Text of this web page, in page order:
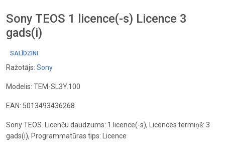
Sony TEOS 1 licence(-s) Licence 3
gads(i)
SALĪDZINI
Ražotājs: Sony
Modelis: TEM-SL3Y.100
EAN: 5013493436268
Sony TEOS. Licenču daudzums: 1 licence(-s), Licences termiņš: 3
gads(i), Programmatūras tips: Licence